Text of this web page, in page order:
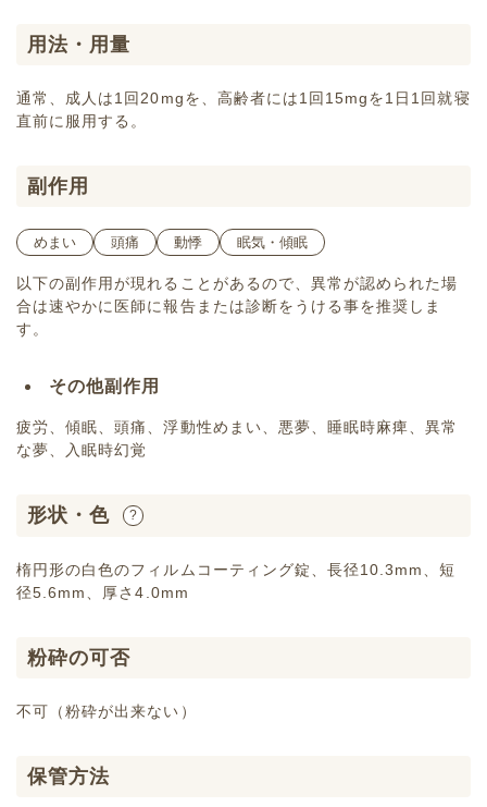
用法・用量
通常、成人は1回20mgを、高齢者には1回15mgを1日1回就寝
直前に服用する。
副作用
めまい 頭痛 動悸 眠気・傾眠
以下の副作用が現れることがあるので、異常が認められた場
合は速やかに医師に報告または診断をうける事を推奨しま
す。
その他副作用
疲労、傾眠、頭痛、浮動性めまい、悪夢、睡眠時麻痺、異常
な夢、入眠時幻覚
形状・色 ?
楕円形の白色のフィルムコーティング錠、長径10.3mm、短
径5.6mm、厚さ4.0mm
粉砕の可否
不可（粉砕が出来ない）
保管方法